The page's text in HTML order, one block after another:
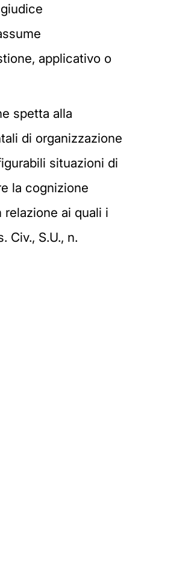
applicativo o
spetta alla
di organizzazione
situazioni di
la cognizione
ai quali i
Civ., S.U., n.